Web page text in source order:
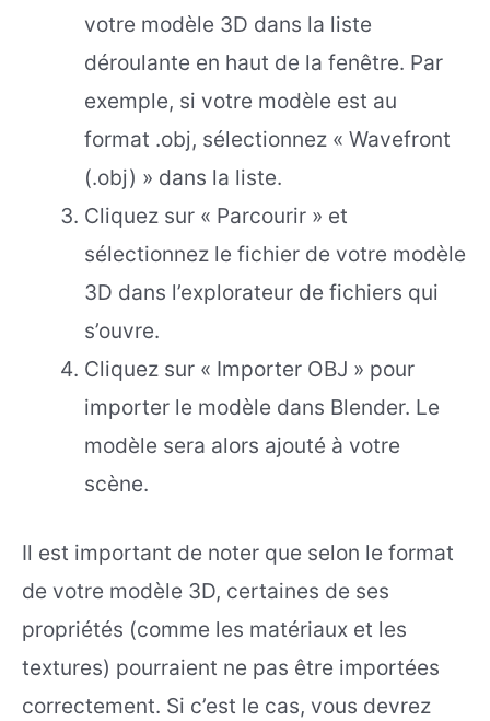
votre modèle 3D dans la liste
déroulante en haut de la fenêtre. Par
exemple, si votre modèle est au
format .obj, sélectionnez « Wavefront
(.obj) » dans la liste.
Cliquez sur « Parcourir » et
sélectionnez le fichier de votre modèle
3D dans l’explorateur de fichiers qui
s’ouvre.
Cliquez sur « Importer OBJ » pour
importer le modèle dans Blender. Le
modèle sera alors ajouté à votre
scène.
Il est important de noter que selon le format
de votre modèle 3D, certaines de ses
propriétés (comme les matériaux et les
textures) pourraient ne pas être importées
correctement. Si c’est le cas, vous devrez